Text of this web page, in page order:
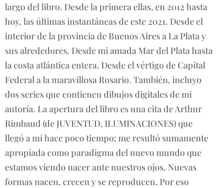
largo del libro. Desde la primera ellas, en 2012 hasta
hoy, las últimas instantáneas de este 2021. Desde el
interior de la provincia de Buenos Aires a La Plata y
sus alrededores. Desde mi amada Mar del Plata hasta
la costa atlántica entera. Desde el vértigo de Capital
Federal a la maravillosa Rosario. También, incluyo
dos series que contienen dibujos digitales de mi
autoría. La apertura del libro es una cita de Arthur
Rimbaud (de JUVENTUD, ILUMINACIONES) que
llegó a mí hace poco tiempo; me resultó sumamente
apropiada como paradigma del nuevo mundo que
estamos viendo nacer ante nuestros ojos. Nuevas
formas nacen, crecen y se reproducen. Por eso